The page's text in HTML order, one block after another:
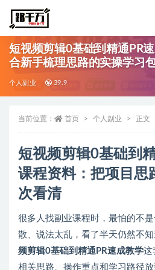
短视频剪辑0基础到精通PR
合新手梳理思路的实操学习
个人副业 39.9
当前位置： 首页 个人副业 正文
短视频剪辑0基础到
课程资料：把项目思
次看清
很多人找副业课程时，最怕的不
散、说法太乱，看了半天仍然不知
频剪辑0基础到精通PR速成教学这
相关思路、操作重点和学习路径